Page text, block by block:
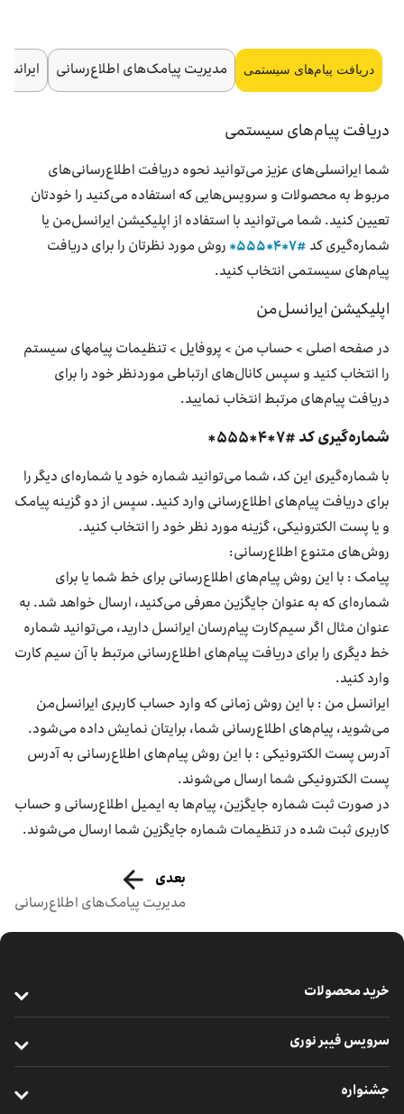
دریافت پیام‌های سیستمی مدیریت پیامک‌های اطلاع‌رسانی
دریافت پیام‌های سیستمی
شما ایرانسلی‌های عزیز می‌توانید نحوه دریافت اطلاع‌رسانی‌های
مربوط به محصولات و سرویس‌هایی که استفاده می‌کنید را خودتان
تعیین کنید. شما می‌توانید با استفاده از اپلیکیشن ایرانسل‌من یا
شماره‌گیری کد #۷*۴*۵۵۵*
روش مورد نظرتان را برای دریافت
پیام‌های سیستمی انتخاب کنید.
اپلیکیشن ایرانسل‌من
در صفحه اصلی > حساب من > پروفایل > تنظیمات پیامهای سیستم
را انتخاب کنید و سپس کانال‌های ارتباطی موردنظر خود را برای
دریافت پیام‌های مرتبط انتخاب نمایید.
شماره‌گیری کد #۷*۴*۵۵۵*
با شماره‌گیری این کد، شما می‌توانید شماره خود یا شماره‌ای دیگر را
برای دریافت پیام‌های اطلاع‌رسانی وارد کنید. سپس از دو گزینه پیامک
و یا پست الکترونیکی، گزینه مورد نظر خود را انتخاب کنید.
روش‌های متنوع اطلاع‌رسانی:
پیامک : با این روش پیام‌های اطلاع‌رسانی برای خط شما یا برای
شماره‌ای که به عنوان جایگزین معرفی می‌کنید، ارسال خواهد شد. به
عنوان مثال اگر سیم‌کارت پیام‌رسان ایرانسل دارید، می‌توانید شماره
خط دیگری را برای دریافت پیام‌های اطلاع‌رسانی مرتبط با آن سیم ‌کارت
وارد کنید.
ایرانسل من : با این روش زمانی که وارد حساب کاربری ایرانسل‌من
می‌شوید، پیام‌های اطلاع‌رسانی شما، برایتان نمایش داده می‌شود.
آدرس پست الکترونیکی : با این روش پیام‌های اطلاع‌رسانی به آدرس
پست الکترونیکی شما ارسال می‌شوند.
در صورت ثبت شماره جایگزین، پیام‌ها به ایمیل اطلاع‌رسانی و حساب
کاربری ثبت شده در تنظیمات شماره جایگزین شما ارسال می‌شوند.
بعدی
مدیریت پیامک‌های اطلاع‌رسانی
خرید محصولات
خرید سیم‌کارت
خرید مودم
خرید گوشی
سرویس فیبر نوری
معرفی فیبر نوری
جشنواره